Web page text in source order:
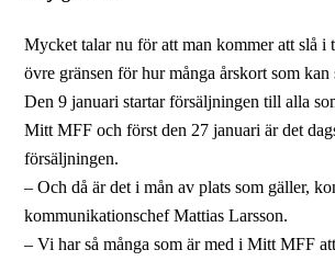
Mycket talar nu för att man kommer att slå i
övre gränsen för hur många årskort som kan
Den 9 januari startar försäljningen till alla
Mitt MFF och först den 27 januari är det
försäljningen.
– Och då är det i mån av plats som gäller,
kommunikationschef Mattias Larsson.
– Vi har så många som är med i Mitt MFF